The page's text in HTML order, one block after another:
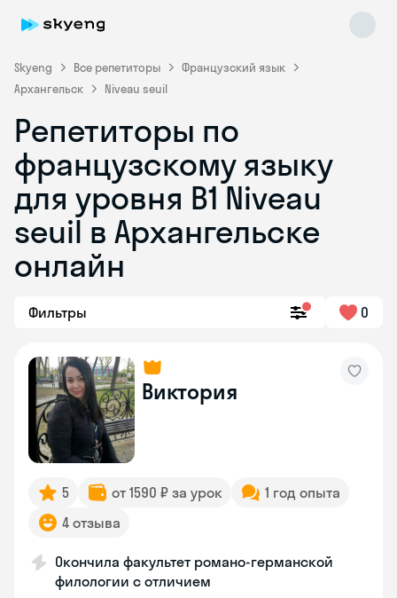
Skyeng Все репетиторы
Французский язык
Архангельск
Niveau seuil
Репетиторы по
французскому языку
для уровня B1 Niveau
seuil в Архангельске
онлайн
Фильтры 0
Виктория
5 от 1590 ₽ за урок
1 год опыта
4 отзыва
Окончила факультет романо-германской
филологии с отличием
Skyeng Chat